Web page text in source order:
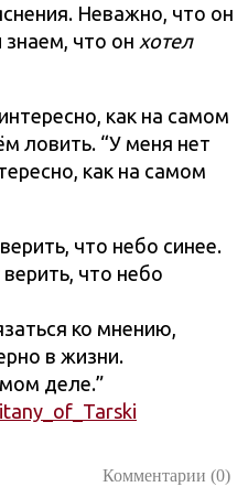
Неважно, что он
что он хотел
как на самом
ловить. “У меня нет
как на самом
что небо синее.
что небо
ко мнению,
в жизни.
деле.”
Комментарии (0)